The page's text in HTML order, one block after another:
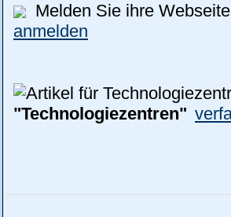
Melden Sie ihre
anmelden
"Technologiezentren"